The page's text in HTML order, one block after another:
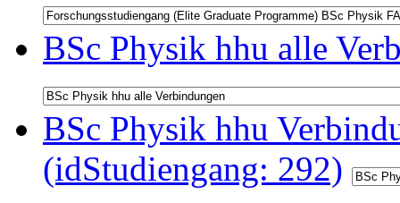
BSc Physik hhu alle
BSc Physik hhu
(idStudiengang: 292)